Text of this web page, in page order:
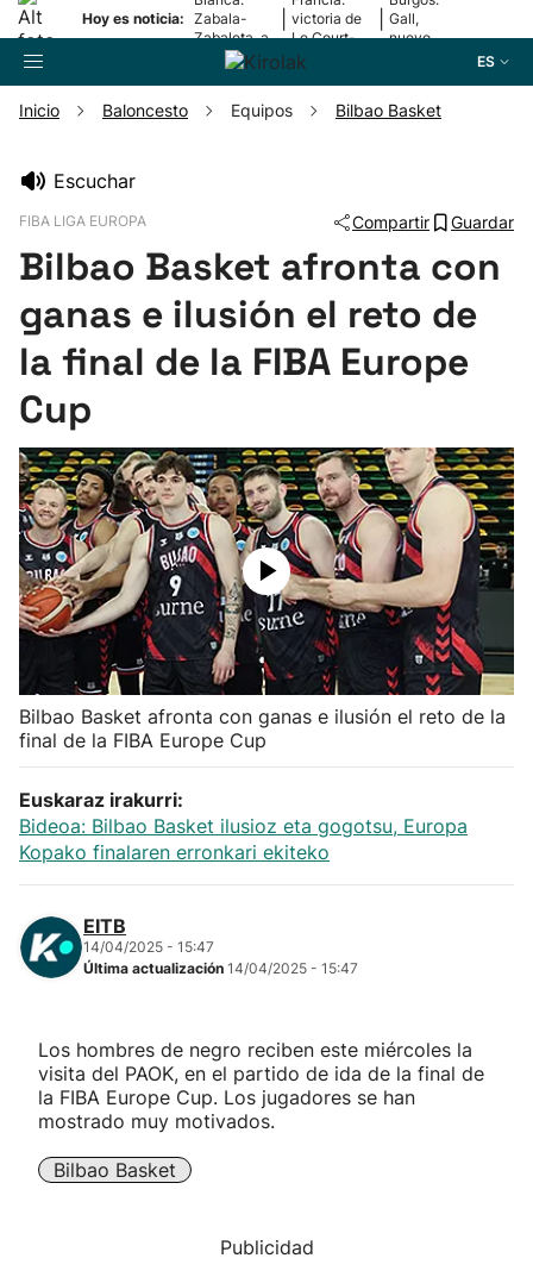
Hoy es noticia: Zabala-
Zabaleta, a
la final
victoria de
Le Court-
Pienaar
Gall,
nuevo
ES
Pelota
Remo
Baloncesto
Ciclismo
Herri-kirolak
Balonmano
Kirolak 360
Atletismo
Carreras de montaña
"Helmuga"
Inicio Baloncesto Equipos Bilbao Basket
Escuchar
FIBA LIGA EUROPA Compartir Guardar
Bilbao Basket afronta con
ganas e ilusión el reto de
la final de la FIBA Europe
Cup
Bilbao Basket afronta con ganas e ilusión el reto de la
final de la FIBA Europe Cup
Euskaraz irakurri:
Bideoa: Bilbao Basket ilusioz eta gogotsu, Europa
Kopako finalaren erronkari ekiteko
EITB
14/04/2025 - 15:47
Última actualización 14/04/2025 - 15:47
Los hombres de negro reciben este miércoles la
visita del PAOK, en el partido de ida de la final de
la FIBA Europe Cup. Los jugadores se han
mostrado muy motivados.
Bilbao Basket
Publicidad